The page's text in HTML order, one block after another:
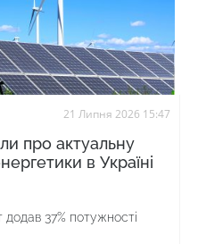
21 Липня 2026 15:47
про актуальну
в Україні
додав 37% потужності